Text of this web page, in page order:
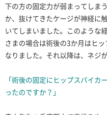
下の方の固定力が弱まってしま
か、抜けてきたケージが神経に
いてしまいました。このような
さまの場合は術後の3か月はヒ
なりました。それ以降は、ネジ
「術後の固定にヒップスパイ
ったのですか？」